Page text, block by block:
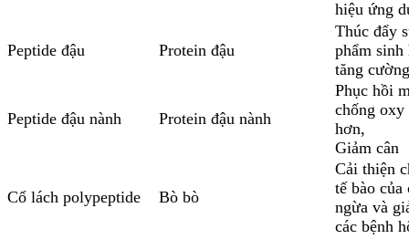
hiệu ứng
Peptide đậu Protein đậu
Thúc đẩy
phẩm
tăng
Peptide đậu nành Protein đậu nành
Phục hồi
chống oxy
hơn,
Giảm cân
Cổ lách polypeptide Bò bò
Cải thiện
tế bào
ngừa và
các bệnh